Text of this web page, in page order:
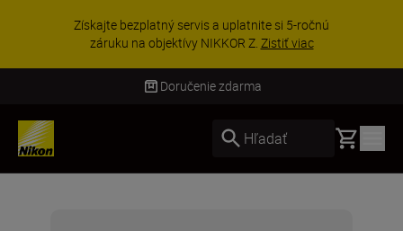
Získajte bezplatný servis a uplatnite si 5-ročnú
záruku na objektívy NIKKOR Z. Zistiť viac
Doručenie zdarma
Hľadať Basket